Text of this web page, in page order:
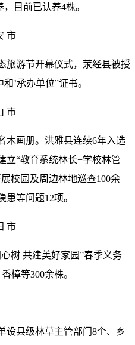
目前已认养4株。
市
旅游节开幕仪式，荥经县被授
’承办单位”证书。
市
木画册。洪雅县连续6年入选
立“教育系统林长+学校林管
校园及周边林地巡查100余
等问题12项。
市
树 共建美好家园”春季义务
樟等300余株。
设县级林草主管部门8个、乡